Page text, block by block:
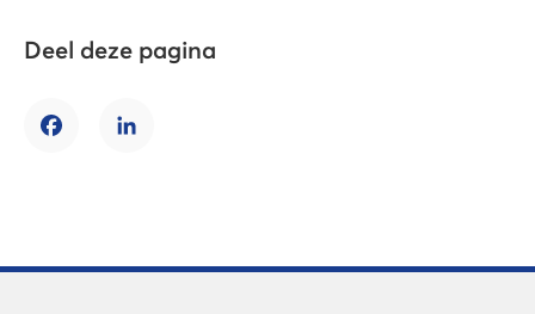
Deel deze pagina
FacebookLinkedIn